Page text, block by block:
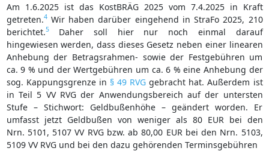
Am 1.6.2025 ist das KostBRÄG 2025 vom 7.4.2025 in Kraft
getreten.4Wir haben darüber eingehend in StraFo 2025, 210
berichtet.5Daher soll hier nur noch einmal darauf
hingewiesen werden, dass dieses Gesetz neben einer linearen
Anhebung der Betragsrahmen- sowie der Festgebühren um
ca. 9 % und der Wertgebühren um ca. 6 % eine Anhebung der
sog. Kappungsgrenze in § 49 RVG gebracht hat. Außerdem ist
in Teil 5 VV RVG der Anwendungsbereich auf der untersten
Stufe – Stichwort: Geldbußenhöhe – geändert worden. Er
umfasst jetzt Geldbußen von weniger als 80 EUR bei den
Nrn. 5101, 5107 VV RVG bzw. ab 80,00 EUR bei den Nrn. 5103,
5109 VV RVG und bei den dazu gehörenden Terminsgebühren